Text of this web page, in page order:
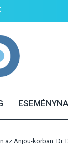
az Anjou-korban.